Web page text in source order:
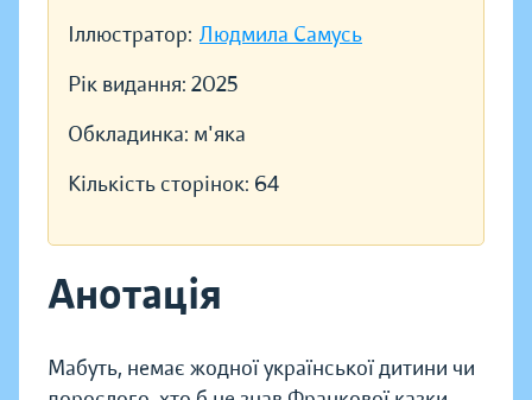
Іллюстратор: Людмила Самусь
Рік видання: 2025
Обкладинка: м'яка
Кількість сторінок: 64
Анотація
Мабуть, немає жодної української дитини чи